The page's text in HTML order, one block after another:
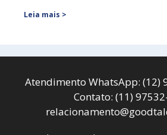
Leia mais >
Atendimento WhatsApp:
Contato: (11)